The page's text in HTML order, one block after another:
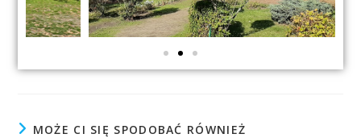
MOŻE CI SIĘ SPODOBAĆ RÓWNIEŻ